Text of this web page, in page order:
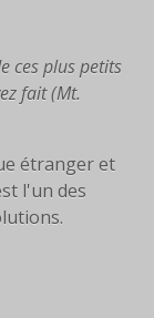
ces plus petits
fait (Mt.
étranger et
l'un des